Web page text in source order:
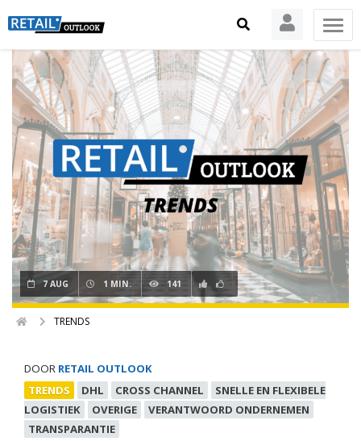
7 AUG 1 MIN. 141
TRENDS
DOOR RETAIL OUTLOOK
TRENDS
DHL CROSS CHANNEL
SNELLE EN FLEXIBELE
LOGISTIEK
OVERIGE
VERANTWOORD ONDERNEMEN
TRANSPARANTIE